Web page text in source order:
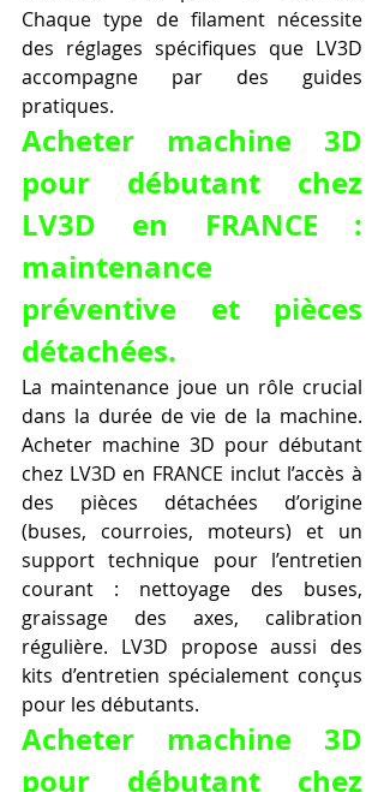
Chaque type de filament nécessite
des réglages spécifiques que LV3D
accompagne par des guides
pratiques.
Acheter machine 3D
pour débutant chez
LV3D en FRANCE :
maintenance
préventive et pièces
détachées.
La maintenance joue un rôle crucial
dans la durée de vie de la machine.
Acheter machine 3D pour débutant
chez LV3D en FRANCE inclut l’accès à
des pièces détachées d’origine
(buses, courroies, moteurs) et un
support technique pour l’entretien
courant : nettoyage des buses,
graissage des axes, calibration
régulière. LV3D propose aussi des
kits d’entretien spécialement conçus
pour les débutants.
Acheter machine 3D
pour débutant chez